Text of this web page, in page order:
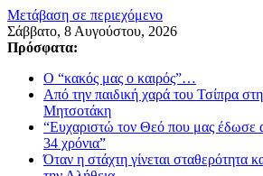
Μετάβαση σε περιεχόμενο
Σάββατο, 8 Αυγούστου, 2026
Πρόσφατα:
Ο “κακός μας ο καιρός”…
Από την παιδική χαρά του Τσίπρα
Μητσοτάκη
“Ευχαριστώ τον Θεό που μας έδωσε
34 χρόνια”
Όταν η στάχτη γίνεται σταθερότητα